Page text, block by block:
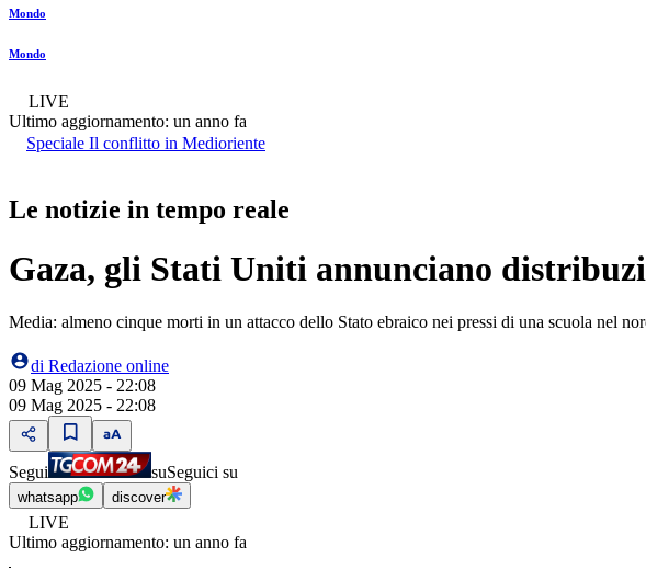
Mondo
Mondo
LIVE
Ultimo aggiornamento: un anno fa
Speciale Il conflitto in Medioriente
Le notizie in tempo reale
Gaza, gli Stati Uniti annunciano
Media: almeno cinque morti in un attacco dello Stato ebraico nei pressi di una scuola nel
di Redazione online
09 Mag 2025 - 22:08
09 Mag 2025 - 22:08
Segui suSeguici su
whatsapp discover
LIVE
Ultimo aggiornamento: un anno fa